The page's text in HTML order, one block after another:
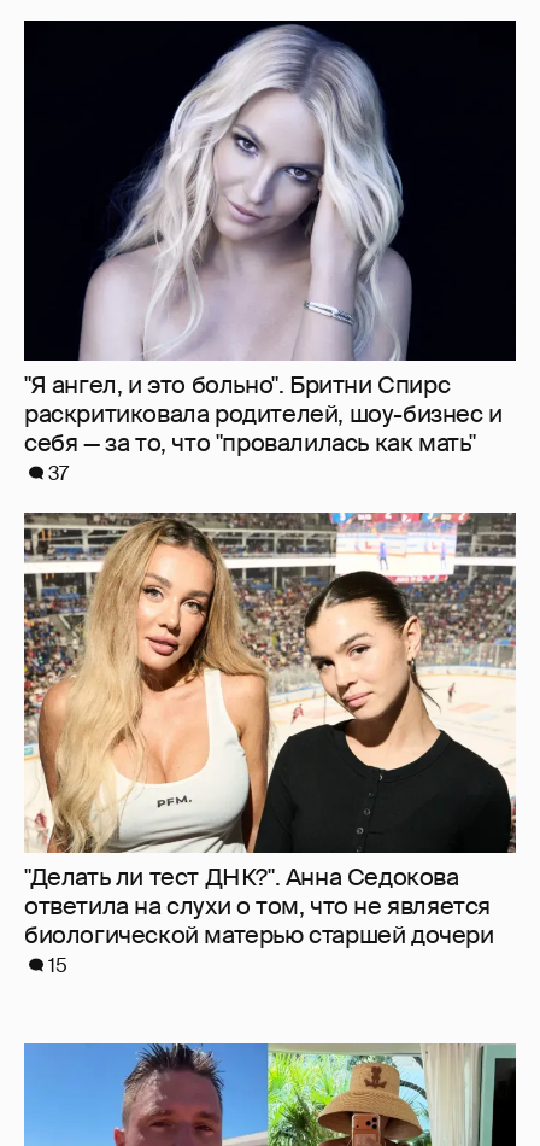
"Я ангел, и это больно". Бритни Спирс
раскритиковала родителей, шоу-бизнес и
себя — за то, что "провалилась как мать"
37
"Делать ли тест ДНК?". Анна Седокова
ответила на слухи о том, что не является
биологической матерью старшей дочери
15